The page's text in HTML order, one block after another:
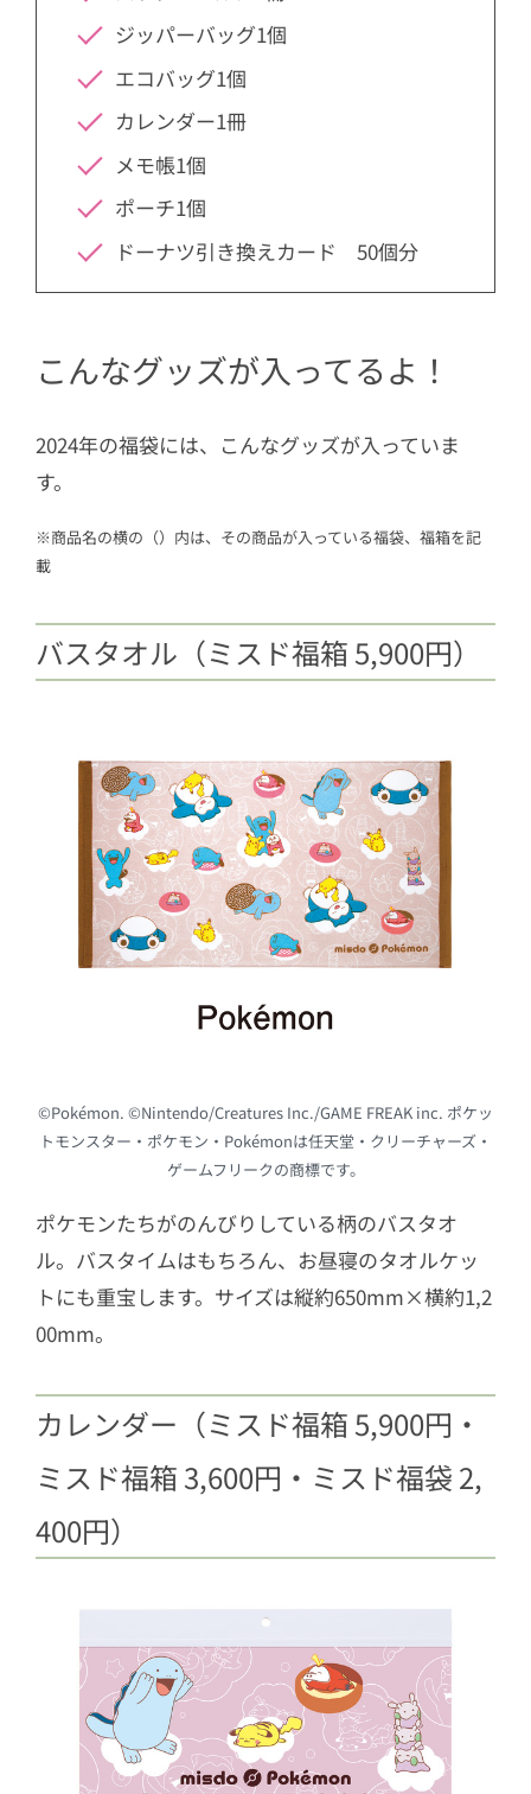
ジッパーバッグ1個
エコバッグ1個
カレンダー1冊
メモ帳1個
ポーチ1個
ドーナツ引き換えカード 50個分
こんなグッズが入ってるよ！
2024年の福袋には、こんなグッズが入っていま
す。
※商品名の横の（）内は、その商品が入っている福袋、福箱を記
載
バスタオル（ミスド福箱 5,900円）
©Pokémon. ©Nintendo/Creatures Inc./GAME FREAK inc. ポケッ
トモンスター・ポケモン・Pokémonは任天堂・クリーチャーズ・
ゲームフリークの商標です。
ポケモンたちがのんびりしている柄のバスタオ
ル。バスタイムはもちろん、お昼寝のタオルケッ
トにも重宝します。サイズは縦約650mm×横約1,2
00mm。
カレンダー（ミスド福箱 5,900円・
ミスド福箱 3,600円・ミスド福袋 2,
400円）